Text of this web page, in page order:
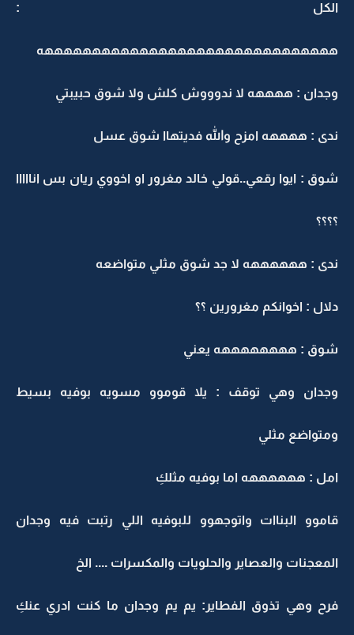
الكل :
هههههههههههههههههههههههههههههههه
وجدان : ههههه لا ندوووش كلش ولا شوق حبيبتي
ندى : ههههه امزح والله فديتهاا شوق عسل
شوق : ايوا رقعي..قولي خالد مغرور او اخووي ريان بس انااااا
؟؟؟؟
ندى : ههههههه لا جد شوق مثلي متواضعه
دلال : اخوانكم مغرورين ؟؟
شوق : ههههههههه يعني
وجدان وهي توقف : يلا قوموو مسويه بوفيه بسيط
ومتواضع مثلي
امل : ههههههه اما بوفيه مثلكِ
قاموو البناات واتوجهوو للبوفيه اللي رتبت فيه وجدان
المعجنات والعصاير والحلويات والمكسرات .... الخ
فرح وهي تذوق الفطاير: يم يم وجدان ما كنت ادري عنكِ